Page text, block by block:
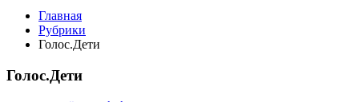
Главная
Рубрики
Голос.Дети
Голос.Дети